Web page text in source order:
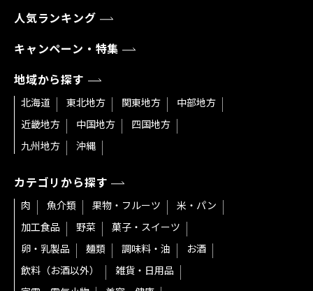
人気ランキング
キャンペーン・特集
地域から探す
北海道 東北地方 関東地方
中部地方
近畿地方
中国地方
四国地方
九州地方
沖縄
カテゴリから探す
肉 魚介類 果物・フルーツ
米・パン
加工食品
野菜
菓子・スイーツ
卵・乳製品
麺類 調味料・油
お酒
飲料（お酒以外）
雑貨・日用品